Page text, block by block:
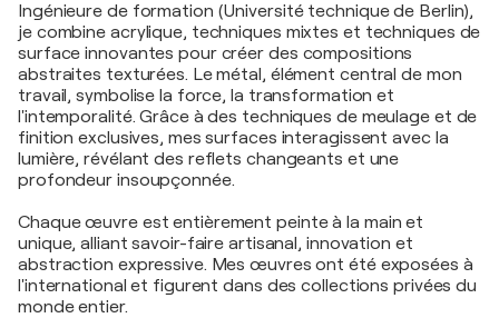
Ingénieure de formation (Université technique de Berlin),
je combine acrylique, techniques mixtes et techniques de
surface innovantes pour créer des compositions
abstraites texturées. Le métal, élément central de mon
travail, symbolise la force, la transformation et
l'intemporalité. Grâce à des techniques de meulage et de
finition exclusives, mes surfaces interagissent avec la
lumière, révélant des reflets changeants et une
profondeur insoupçonnée.
Chaque œuvre est entièrement peinte à la main et
unique, alliant savoir-faire artisanal, innovation et
abstraction expressive. Mes œuvres ont été exposées à
l'international et figurent dans des collections privées du
monde entier.